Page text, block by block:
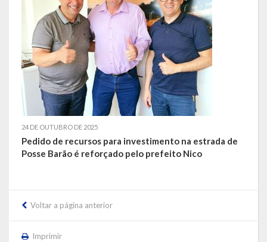
RREO – Relatório Resumido da Execução Orçamentária
LOA – Lei Orçamentária Anual
RC – Relatório Circunstanciado
PPA – Plano Plurianual
Acesso à Informação
24 DE OUTUBRO DE 2025
Pedido de recursos para investimento na estrada de
Posse Barão é reforçado pelo prefeito Nico
Voltar a página anterior
Imprimir